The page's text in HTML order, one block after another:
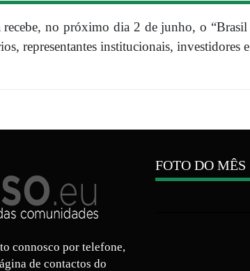
recebe, no próximo dia 2 de junho, o
representantes institucionais, investidores
connosco por telefone,
de contactos do
FOTO DO MÊS